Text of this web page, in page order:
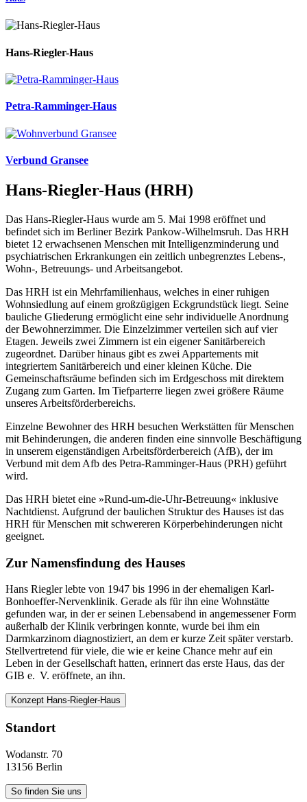
Hans-Riegler-Haus
Petra-Ramminger-Haus
Verbund Gransee
Hans-Riegler-Haus (HRH)
Das Hans-Riegler-Haus wurde am 5. Mai 1998 eröffnet und
befindet sich im Berliner Bezirk Pankow-Wilhelmsruh. Das HRH
bietet 12 erwachsenen Menschen mit Intelligenz­minderung und
psychiatrischen Erkrankungen ein zeitlich unbegrenztes Lebens-,
Wohn-, Betreuungs- und Arbeitsangebot.
Das HRH ist ein Mehrfamilienhaus, welches in einer ruhigen
Wohnsiedlung auf einem großzügigen Eckgrundstück liegt. Seine
bauliche Gliederung ermöglicht eine sehr individuelle Anordnung
der Bewohnerzimmer. Die Einzelzimmer verteilen sich auf vier
Etagen. Jeweils zwei Zimmern ist ein eigener Sanitärbereich
zugeordnet. Darüber hinaus gibt es zwei Appartements mit
integriertem Sanitärbereich und einer kleinen Küche. Die
Gemeinschaftsräume befinden sich im Erdgeschoss mit direktem
Zugang zum Garten. Im Tiefparterre liegen zwei größere Räume
unseres Arbeitsförderbereichs.
Einzelne Bewohner des HRH besuchen Werkstätten für Menschen
mit Behinderungen, die anderen finden eine sinnvolle Beschäftigung
in unserem eigenständigen Arbeitsförderbereich (AfB), der im
Verbund mit dem Afb des Petra-Ramminger-Haus (PRH) geführt
wird.
Das HRH bietet eine »Rund-um-die-Uhr-Betreuung« inklusive
Nachtdienst. Aufgrund der baulichen Struktur des Hauses ist das
HRH für Menschen mit schwereren Körperbehinderungen nicht
geeignet.
Zur Namensfindung des Hauses
Hans Riegler lebte von 1947 bis 1996 in der ehemaligen Karl-
Bonhoeffer-Nervenklinik. Gerade als für ihn eine Wohnstätte
gefunden war, in der er seinen Lebensabend in angemessener Form
außerhalb der Klinik verbringen konnte, wurde bei ihm ein
Darmkarzinom diagnostiziert, an dem er kurze Zeit später verstarb.
Stellvertretend für viele, die wie er keine Chance mehr auf ein
Leben in der Gesellschaft hatten, erinnert das erste Haus, das der
GIB e. V. eröffnete, an ihn.
Konzept Hans-Riegler-Haus
Standort
Wodanstr. 70
13156 Berlin
So finden Sie uns